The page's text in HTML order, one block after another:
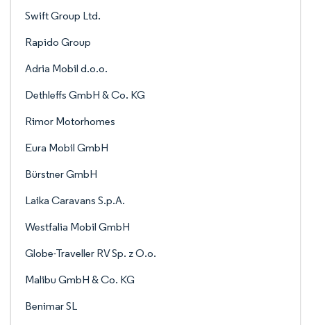
Swift Group Ltd.
Rapido Group
Adria Mobil d.o.o.
Dethleffs GmbH & Co. KG
Rimor Motorhomes
Eura Mobil GmbH
Bürstner GmbH
Laika Caravans S.p.A.
Westfalia Mobil GmbH
Globe-Traveller RV Sp. z O.o.
Malibu GmbH & Co. KG
Benimar SL